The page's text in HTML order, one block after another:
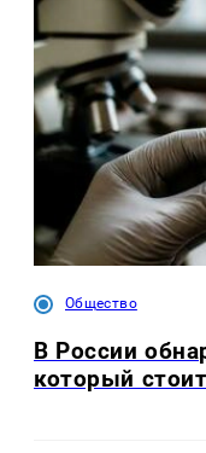
Общество
В России
который